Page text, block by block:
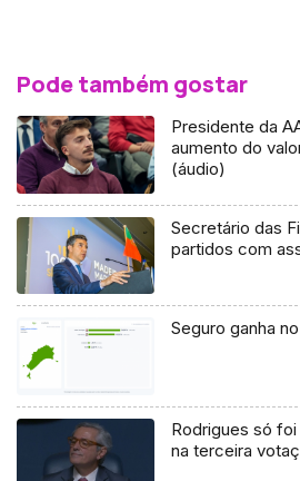
Pode também gostar
Presidente da
aumento do
(áudio)
Secretário das
partidos com
Seguro ganha
Rodrigues só
na terceira